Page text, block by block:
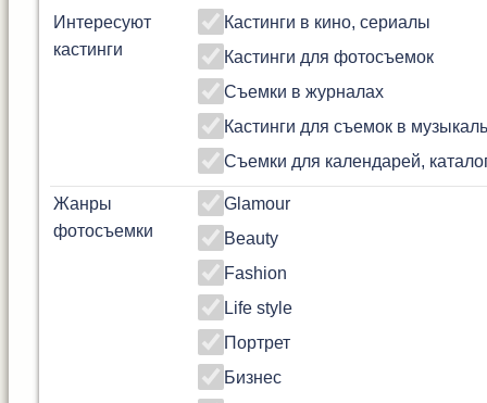
Интересуют
кастинги
Кастинги в кино, сериалы
Кастинги для фотосъемок
Съемки в журналах
Кастинги для съемок в
Съемки для календарей,
Жанры
фотосъемки
Glamour
Beauty
Fashion
Life style
Портрет
Бизнес